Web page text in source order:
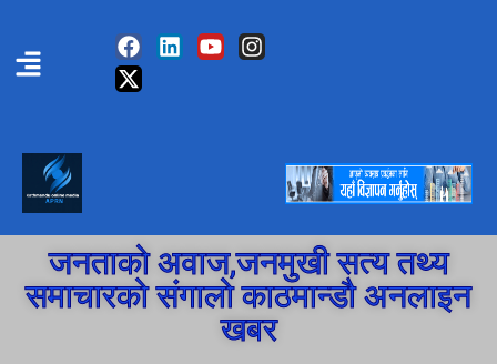
जनताको अवाज,जनमुखी सत्य तथ्य
समाचारको संगालो काठमान्डौ अनलाइन
खबर